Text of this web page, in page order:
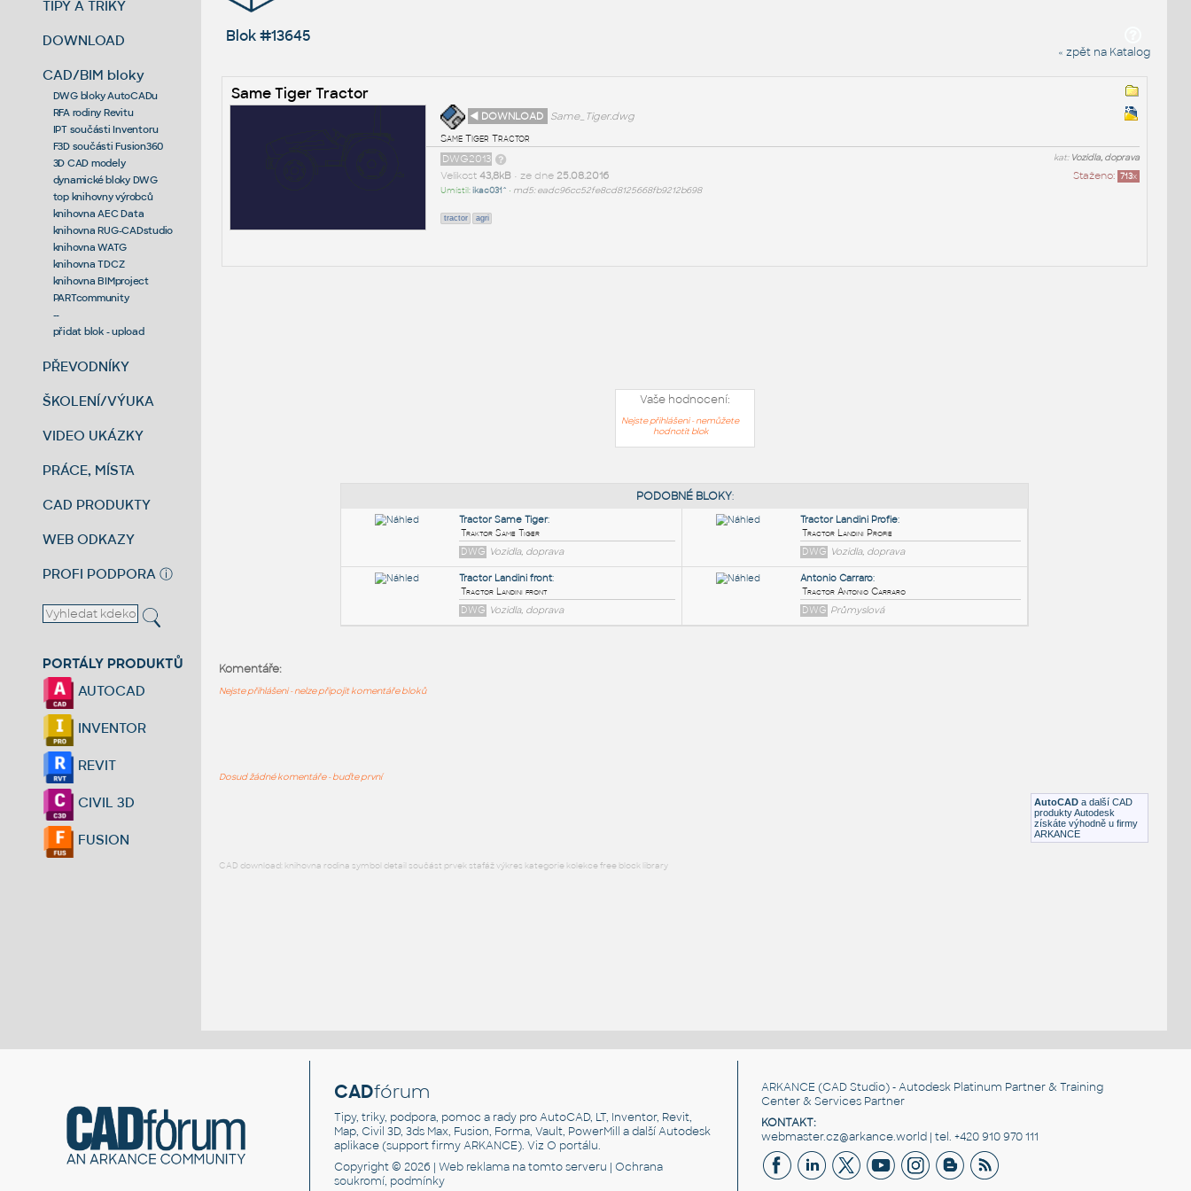
TIPY A TRIKY
DOWNLOAD
CAD/BIM bloky
DWG bloky AutoCADu
RFA rodiny Revitu
IPT součásti Inventoru
F3D součásti Fusion360
3D CAD modely
dynamické bloky DWG
top knihovny výrobců
knihovna AEC Data
knihovna RUG-CADstudio
knihovna WATG
knihovna TDCZ
knihovna BIMproject
PARTcommunity
--
přidat blok - upload
PŘEVODNÍKY
ŠKOLENÍ/VÝUKA
VIDEO UKÁZKY
PRÁCE, MÍSTA
CAD PRODUKTY
WEB ODKAZY
PROFI PODPORA ⓘ
PORTÁLY PRODUKTŮ
AUTOCAD
INVENTOR
REVIT
CIVIL 3D
FUSION
Blok #13645
« zpět na Katalog
Same Tiger Tractor
◄ DOWNLOAD
Same_Tiger.dwg
Same Tiger Tractor
kat: Vozidla, doprava
DWG2013
Staženo: 713x
Velikost 43,8kB• ze dne 25.08.2016
Umístil:ikac031^ • md5: eadc96cc52fe8cd8125668fb9212b698
tractor agri
Vaše hodnocení:
Nejste přihlášeni - nemůžete
hodnotit blok
AutoCAD a další CAD
produkty Autodesk
získáte výhodně u firmy
ARKANCE
Komentáře:
Nejste přihlášeni - nelze připojit komentáře bloků
Dosud žádné komentáře - buďte první
CAD download: knihovna rodina symbol detail součást prvek stafáž výkres kategorie kolekce free block library
CADfórum
Tipy, triky, podpora, pomoc a rady pro AutoCAD, LT, Inventor, Revit,
Map, Civil 3D, 3ds Max, Fusion, Forma, Vault, PowerMill a další Autodesk
aplikace (support firmy ARKANCE). VizO portálu.
Copyright © 2026 |Web reklama na tomto serveru |Ochrana
soukromí, podmínky
ARKANCE (CAD Studio) - Autodesk Platinum Partner & Training
Center & Services Partner
KONTAKT:
webmaster.cz@arkance.world | tel. +420 910 970 111